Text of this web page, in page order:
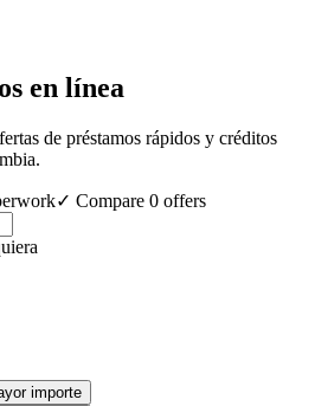
en línea
de préstamos rápidos y créditos
✓ Compare 0 offers
importe